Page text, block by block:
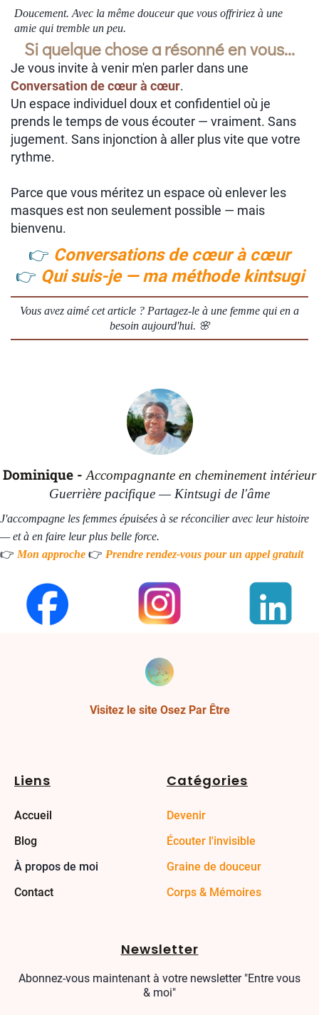
Doucement. Avec la même douceur que vous offririez à une
amie qui tremble un peu.
Si quelque chose a résonné en vous...
Je vous invite à venir m'en parler dans une
Conversation de cœur à cœur.
Un espace individuel doux et confidentiel où je
prends le temps de vous écouter — vraiment. Sans
jugement. Sans injonction à aller plus vite que votre
rythme.
Parce que vous méritez un espace où enlever les
masques est non seulement possible — mais
bienvenu.
👉 Conversations de cœur à cœur
👉 Qui suis-je — ma méthode kintsugi
Vous avez aimé cet article ? Partagez-le à une femme qui en a
besoin aujourd'hui. 🌸
Dominique - Accompagnante en cheminement intérieur
Guerrière pacifique — Kintsugi de l'âme
J'accompagne les femmes épuisées à se réconcilier avec leur histoire
— et à en faire leur plus belle force.
👉 Mon approche 👉 Prendre rendez-vous pour un appel gratuit
Visitez le site Osez Par Être
Liens
Accueil
Blog
À propos de moi
Contact
Catégories
Devenir
Écouter l'invisible
Graine de douceur
Corps & Mémoires
Newsletter
Abonnez-vous maintenant à votre newsletter "Entre vous
& moi"